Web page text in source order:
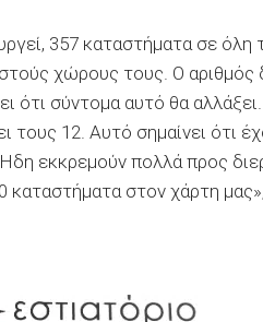
357 καταστήματα σε όλη
χώρους τους. Ο αριθμός
σύντομα αυτό θα αλλάξει.
τους 12. Αυτό σημαίνει ότι
εκκρεμούν πολλά προς
στον χάρτη μας»,